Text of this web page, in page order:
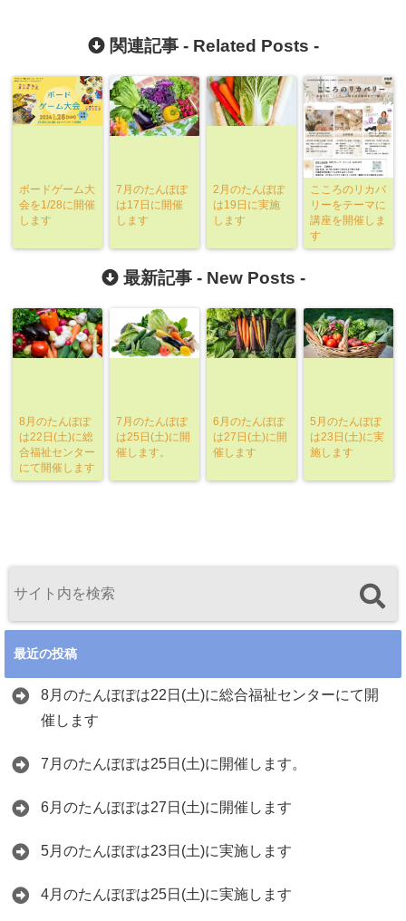
関連記事 - Related Posts -
ボードゲーム大
会を1/28に開催
します
7月のたんぽぽ
は17日に開催
します
2月のたんぽぽ
は19日に実施
します
こころのリカバ
リーをテーマに
講座を開催しま
す
最新記事 - New Posts -
8月のたんぽぽ
は22日(土)に総
合福祉センター
にて開催します
7月のたんぽぽ
は25日(土)に開
催します。
6月のたんぽぽ
は27日(土)に開
催します
5月のたんぽぽ
は23日(土)に実
施します
最近の投稿
8月のたんぽぽは22日(土)に総合福祉センターにて開
催します
7月のたんぽぽは25日(土)に開催します。
6月のたんぽぽは27日(土)に開催します
5月のたんぽぽは23日(土)に実施します
4月のたんぽぽは25日(土)に実施します